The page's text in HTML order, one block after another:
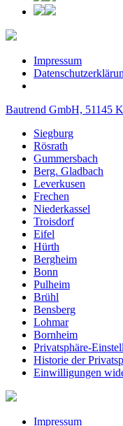
Impressum
Bautrend GmbH, 51145
Siegburg
Rösrath
Gummersbach
Berg. Gladbach
Leverkusen
Frechen
Niederkassel
Troisdorf
Eifel
Hürth
Bergheim
Bonn
Pulheim
Brühl
Bensberg
Lohmar
Bornheim
Privatsphäre-
Historie der
Einwilligungen
Impressum